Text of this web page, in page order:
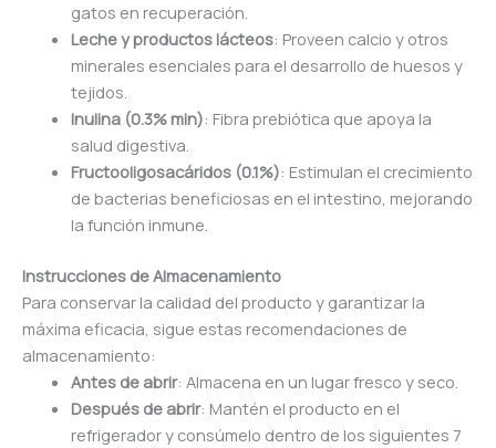
gatos en recuperación.
Leche y productos lácteos: Proveen calcio y otros
minerales esenciales para el desarrollo de huesos y
tejidos.
Inulina (0.3% min): Fibra prebiótica que apoya la
salud digestiva.
Fructooligosacáridos (0.1%): Estimulan el crecimiento
de bacterias beneficiosas en el intestino, mejorando
la función inmune.
Instrucciones de Almacenamiento
Para conservar la calidad del producto y garantizar la
máxima eficacia, sigue estas recomendaciones de
almacenamiento:
Antes de abrir: Almacena en un lugar fresco y seco.
Después de abrir: Mantén el producto en el
refrigerador y consúmelo dentro de los siguientes 7